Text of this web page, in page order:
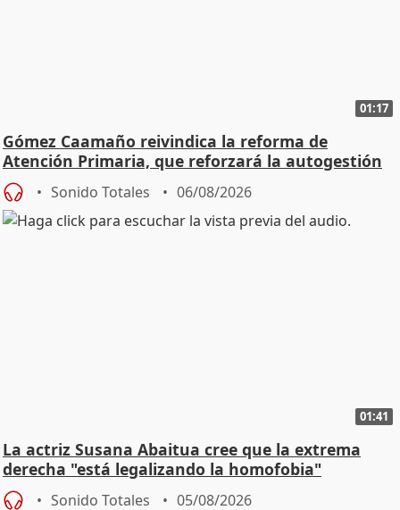
01:17
Gómez Caamaño reivindica la reforma de
Atención Primaria, que reforzará la autogestión
Sonido Totales 06/08/2026
01:41
La actriz Susana Abaitua cree que la extrema
derecha "está legalizando la homofobia"
Sonido Totales 05/08/2026